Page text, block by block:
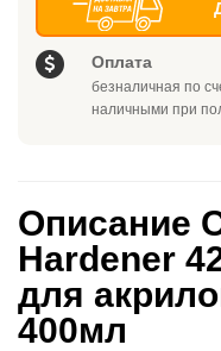
Оплата
безналичная по
наличными при
Описание
Hardener
для
400мл